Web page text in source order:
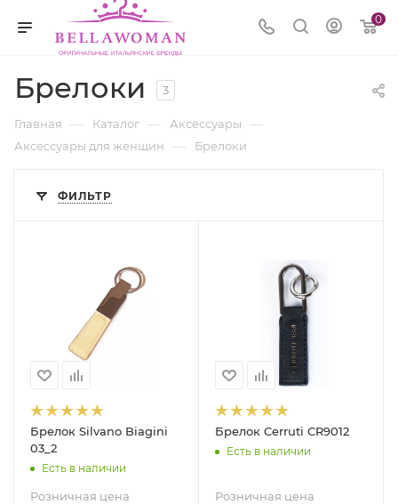
0
Брелоки 3
Главная — Каталог — Аксессуары —
Аксессуары для женщин — Брелоки
ФИЛЬТР
Брелок Silvano Biagini
03_2
Есть в наличии
Розничная цена
Брелок Cerruti CR9012
Есть в наличии
Розничная цена